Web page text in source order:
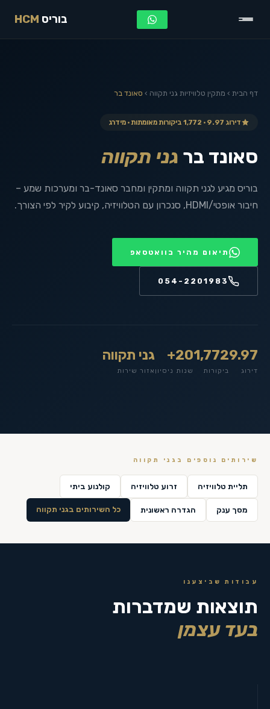
בוריס HCM
דף הבית › מתקין טלוויזיות גני תקווה › סאונד בר
דירוג 9.97 · 1,772 ביקורות מאומתות · מידרג
סאונד בר גני תקווה
בוריס מגיע לגני תקווה ומתקין ומחבר סאונד-בר ומערכות שמע –
חיבור אופטי/HDMI, סנכרון עם הטלוויזיה, קיבוע לקיר לפי הצורך.
תיאום מהיר בוואטסאפ
054-2201983
9.97
דירוג
1,772
ביקורות
20+
שנות ניסיון
גני תקווה
אזור שירות
שירותים נוספים ב גני תקווה
תליית טלוויזיה זרוע טלוויזיה קולנוע ביתי
מסך ענק הגדרה ראשונית כל השירותים בגני תקווה
עבודות שביצענו
תוצאות שמדברות
בעד עצמן